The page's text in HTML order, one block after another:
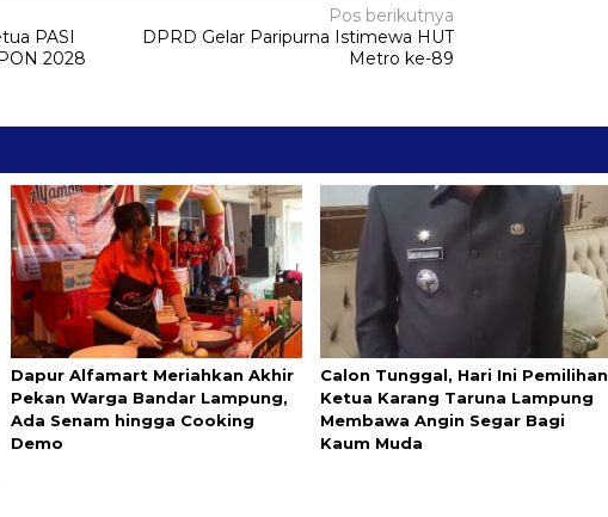
PASI
2028
Pos berikutnya
DPRD Gelar Paripurna Istimewa HUT
Metro ke-89
Dapur Alfamart Meriahkan Akhir
Pekan Warga Bandar Lampung,
Ada Senam hingga Cooking
Demo
Calon Tunggal, Hari Ini Pemilihan
Ketua Karang Taruna Lampung
Membawa Angin Segar Bagi
Kaum Muda